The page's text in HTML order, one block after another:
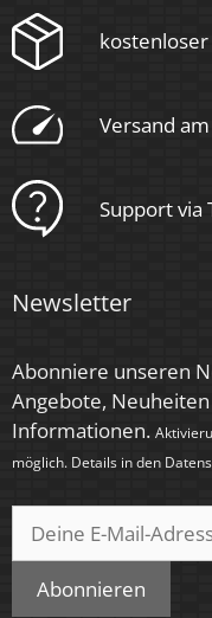
Form
Schaltzyklen
> 15.000
Anlaufzeit
Zündzeit
Farbe
Eisen – gebürstet
< 6 SDCM
Energieeffizienzklasse
kostenloser
Versand
Support via
Newsletter
Abonniere unseren
Angebote,
Informationen.
möglich. Details in den
Abonnieren